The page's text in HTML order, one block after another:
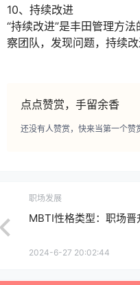
10、持续改进
“持续改进”是丰田管理方
察团队，发现问题，持续改
点点赞赏，手留余香
还没有人赞赏，快来当第一个赞
职场发展
MBTI性格类型：职场晋
2024-6-27 20:02:44